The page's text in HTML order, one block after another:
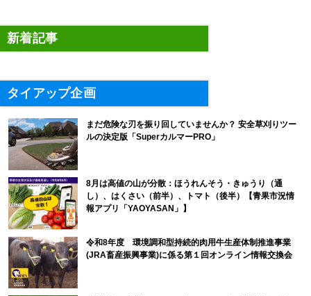
新着記事
タイアップ企画
まだ危険な刃を振り回していませんか？ 安全草刈りツー
ルの決定版「SuperカルマーPRO」
8月は高値の山が分散：ほうれんそう・きゅうり（通
し）、はくさい（前半）、トマト（後半）【青果市況情
報アプリ「YAOYASAN」】
令和8年度 環境調和型持続的肉用牛生産体制推進事業
(JRA畜産振興事業)に係る第１回オンライン情報交換会